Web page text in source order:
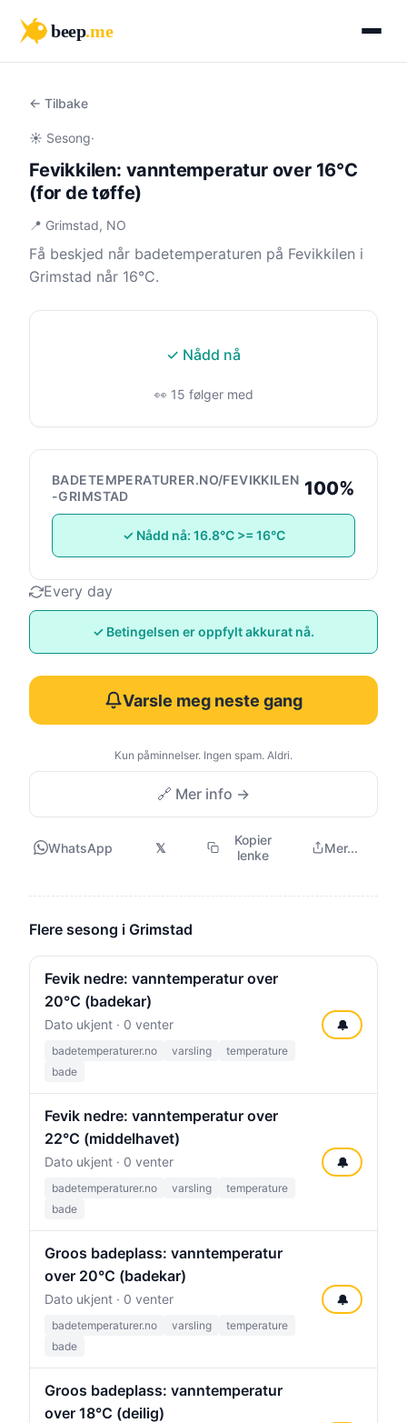
beep.me
← Tilbake
☀️ Sesong·
Fevikkilen: vanntemperatur over 16°C
(for de tøffe)
📍 Grimstad, NO
Få beskjed når badetemperaturen på Fevikkilen i
Grimstad når 16°C.
✓ Nådd nå
👀 15 følger med
BADETEMPERATURER.NO/FEVIKKILEN
-GRIMSTAD
100%
✓ Nådd nå: 16.8°C >= 16°C
Every day
✓ Betingelsen er oppfylt akkurat nå.
Varsle meg neste gang
Kun påminnelser. Ingen spam. Aldri.
🔗 Mer info →
WhatsApp 𝕏
Kopier
lenke
Mer...
Flere sesong i Grimstad
Fevik nedre: vanntemperatur over
20°C (badekar)
Dato ukjent · 0 venter
badetemperaturer.no varsling
temperature
bade
🔔
Fevik nedre: vanntemperatur over
22°C (middelhavet)
Dato ukjent · 0 venter
badetemperaturer.no varsling
temperature
bade
🔔
Groos badeplass: vanntemperatur
over 20°C (badekar)
Dato ukjent · 0 venter
badetemperaturer.no varsling
temperature
bade
🔔
Groos badeplass: vanntemperatur
over 18°C (deilig)